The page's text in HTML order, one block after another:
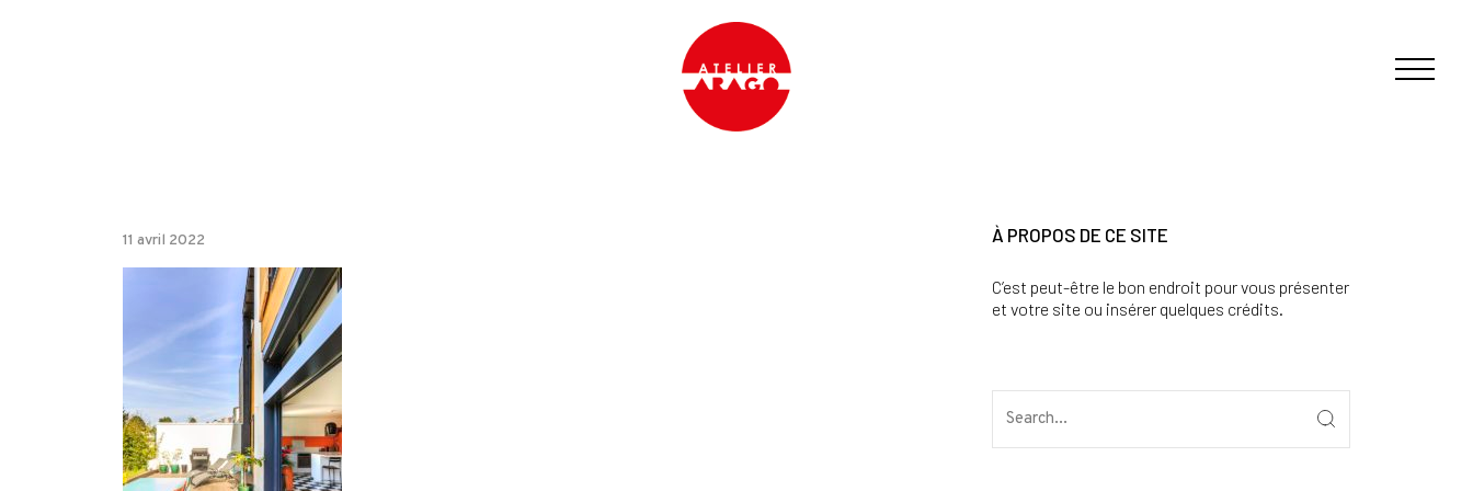
11 avril 2022 À PROPOS DE CE SITE
C’est peut-être le bon endroit pour vous présenter
et votre site ou insérer quelques crédits.